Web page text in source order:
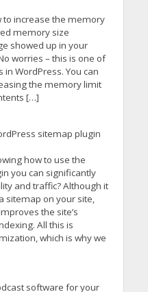
to increase the memory
memory size
showed up in your
worries – this is one of
WordPress. You can
the memory limit
[…]
sitemap plugin
how to use the
you can significantly
and traffic? Although it
sitemap on your site,
the site’s
All this is
which is why we
software for your